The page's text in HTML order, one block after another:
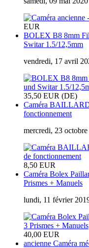
EUR
BOLEX B8 8mm
Switar 1.5/12,5mm
vendredi, 17 avril
35,50 EUR (DE)
Caméra
fonctionnement
mercredi, 23
8,50 EUR
Caméra Bolex
Prismes + Manuels
lundi, 11 février
40,00 EUR
ancienne Caméra